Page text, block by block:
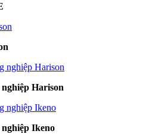
Harison
Ikeno